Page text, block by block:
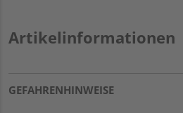
Artikelinformationen
GEFAHRENHINWEISE